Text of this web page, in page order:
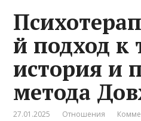
й подход к
история и
метода
27.01.2025 Отношения